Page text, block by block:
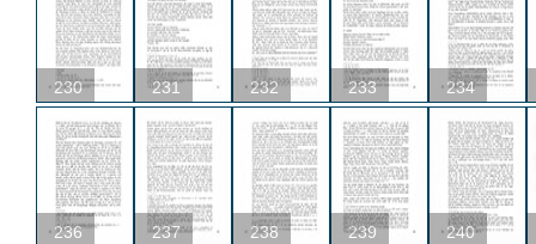
230 231 232 233 234
236 237 238 239 240